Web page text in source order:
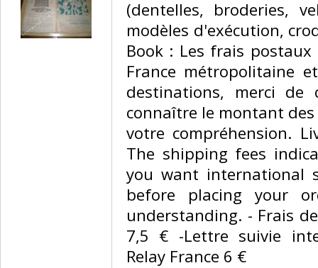
(dentelles, broderies,
modèles d'exécution,
Book : Les frais
France métropolitaine
destinations, merci
connaître le montant
votre compréhension.
The shipping fees
you want international
before placing your
understanding. - Frais
7,5 € -Lettre suivie
Relay France 6 € ‎